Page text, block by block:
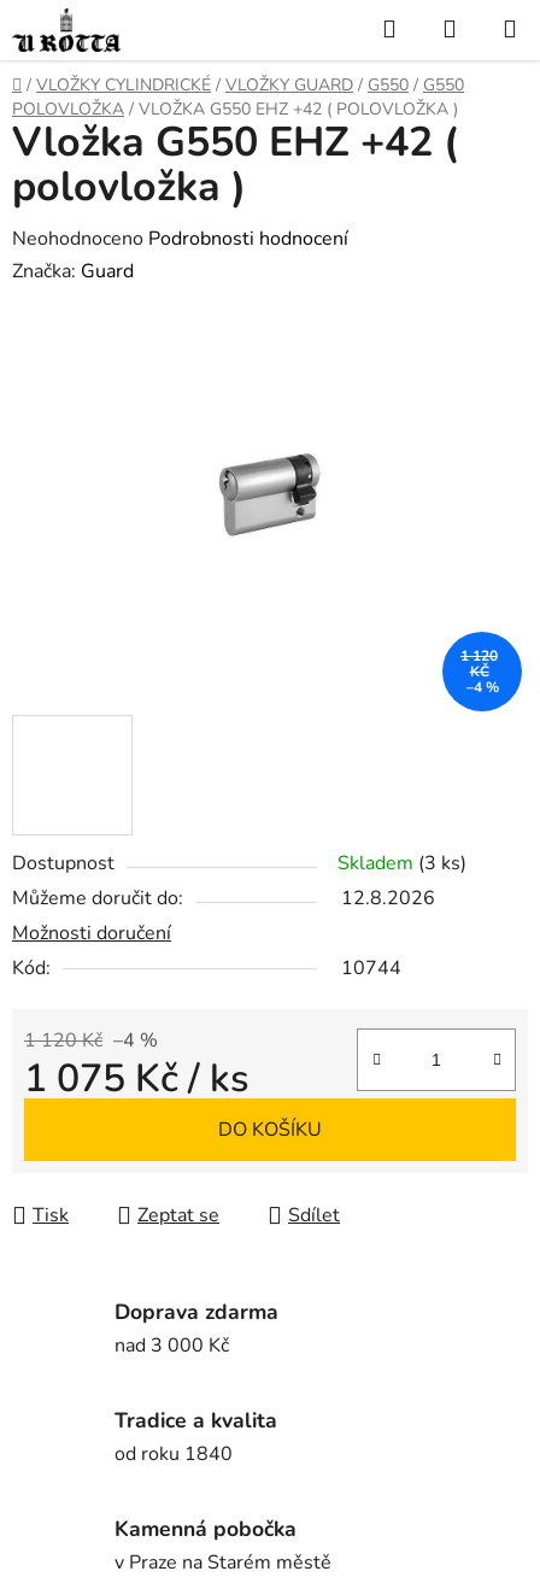
na
obsah
Hledat
KOŠÍK
DOMŮ
/ VLOŽKY CYLINDRICKÉ / VLOŽKY GUARD / G550 / G550
POLOVLOŽKA / VLOŽKA G550 EHZ +42 ( POLOVLOŽKA )
Dostupnost Skladem (3 ks)
Můžeme doručit do:
12.8.2026
Možnosti doručení
Kód:
10744
1 120 Kč –4 %
1 075 Kč/ ks
DO KOŠÍKU
Tisk Zeptat se Sdílet
Vložka G550 EHZ +42 (
polovložka )
Průměrné
hodnocení
Neohodnoceno Podrobnosti hodnocení
Značka: Guard
1 120
KČ
–4 %
Doprava zdarma
nad 3 000 Kč
Tradice a kvalita
od roku 1840
Kamenná pobočka
v Praze na Starém městě